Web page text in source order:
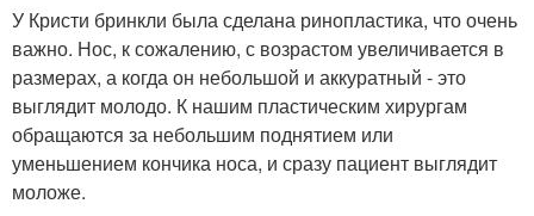
У Кристи бринкли была сделана ринопластика, что очень
важно. Нос, к сожалению, с возрастом увеличивается в
размерах, а когда он небольшой и аккуратный - это
выглядит молодо. К нашим пластическим хирургам
обращаются за небольшим поднятием или
уменьшением кончика носа, и сразу пациент выглядит
моложе.